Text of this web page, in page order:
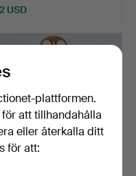
USD
plattformen.
att tillhandahålla
eller återkalla ditt
för att: